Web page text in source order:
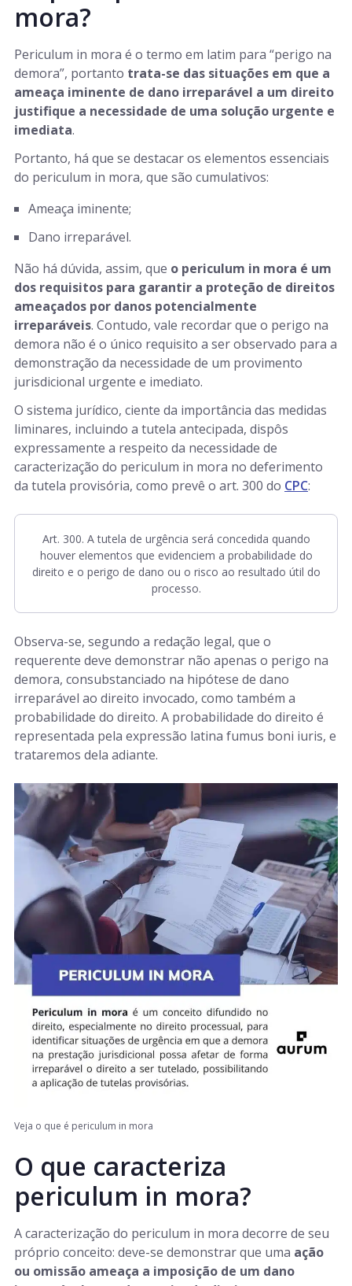
mora?
Periculum in mora é o termo em latim para “perigo na
demora”, portanto trata-se das situações em que a
ameaça iminente de dano irreparável a um direito
justifique a necessidade de uma solução urgente e
imediata.
Portanto, há que se destacar os elementos essenciais
do periculum in mora,que são cumulativos:
Ameaça iminente;
Dano irreparável.
Não há dúvida, assim, que o periculum in mora é um
dos requisitos para garantir a proteção de direitos
ameaçados por danos potencialmente
irreparáveis. Contudo, vale recordar que o perigo na
demora não é o único requisito a ser observado para a
demonstração da necessidade de um provimento
jurisdicional urgente e imediato.
O sistema jurídico, ciente da importância das medidas
liminares, incluindo a tutela antecipada, dispôs
expressamente a respeito da necessidade de
caracterização do periculum in mora no deferimento
da tutela provisória, como prevê o art. 300 do CPC:
Art. 300. A tutela de urgência será concedida quando
houver elementos que evidenciem a probabilidade do
direito e o perigo de dano ou o risco ao resultado útil do
processo.
Observa-se, segundo a redação legal, que o
requerente deve demonstrar não apenas o perigo na
demora, consubstanciado na hipótese de dano
irreparável ao direito invocado, como também a
probabilidade do direito. A probabilidade do direito é
representada pela expressão latina fumus boni iuris, e
trataremos dela adiante.
Veja o que é periculum in mora
O que caracteriza
periculum in mora?
A caracterização do periculum in mora decorre de seu
próprio conceito: deve-se demonstrar que uma ação
ou omissão ameaça a imposição de um dano